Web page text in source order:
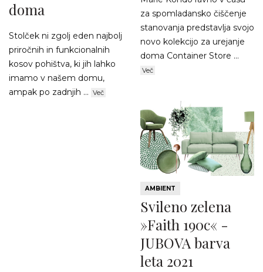
doma
Stolček ni zgolj eden najbolj
priročnih in funkcionalnih
kosov pohištva, ki jih lahko
imamo v našem domu,
ampak po zadnjih ... Več
za spomladansko čiščenje
stanovanja predstavlja svojo
novo kolekcijo za urejanje
doma Container Store ...
Več
AMBIENT
Svileno zelena
»Faith 190c« -
JUBOVA barva
leta 2021